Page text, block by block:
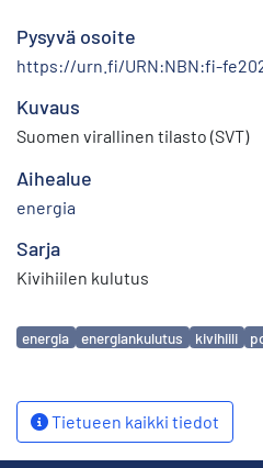
Pysyvä osoite
https://urn.fi/URN:NBN:fi-
Kuvaus
Suomen virallinen tilasto (SVT)
Aihealue
energia
Sarja
Kivihiilen kulutus
Avainsanat
energia energiankulutus kivihiili
Tietueen kaikki tiedot